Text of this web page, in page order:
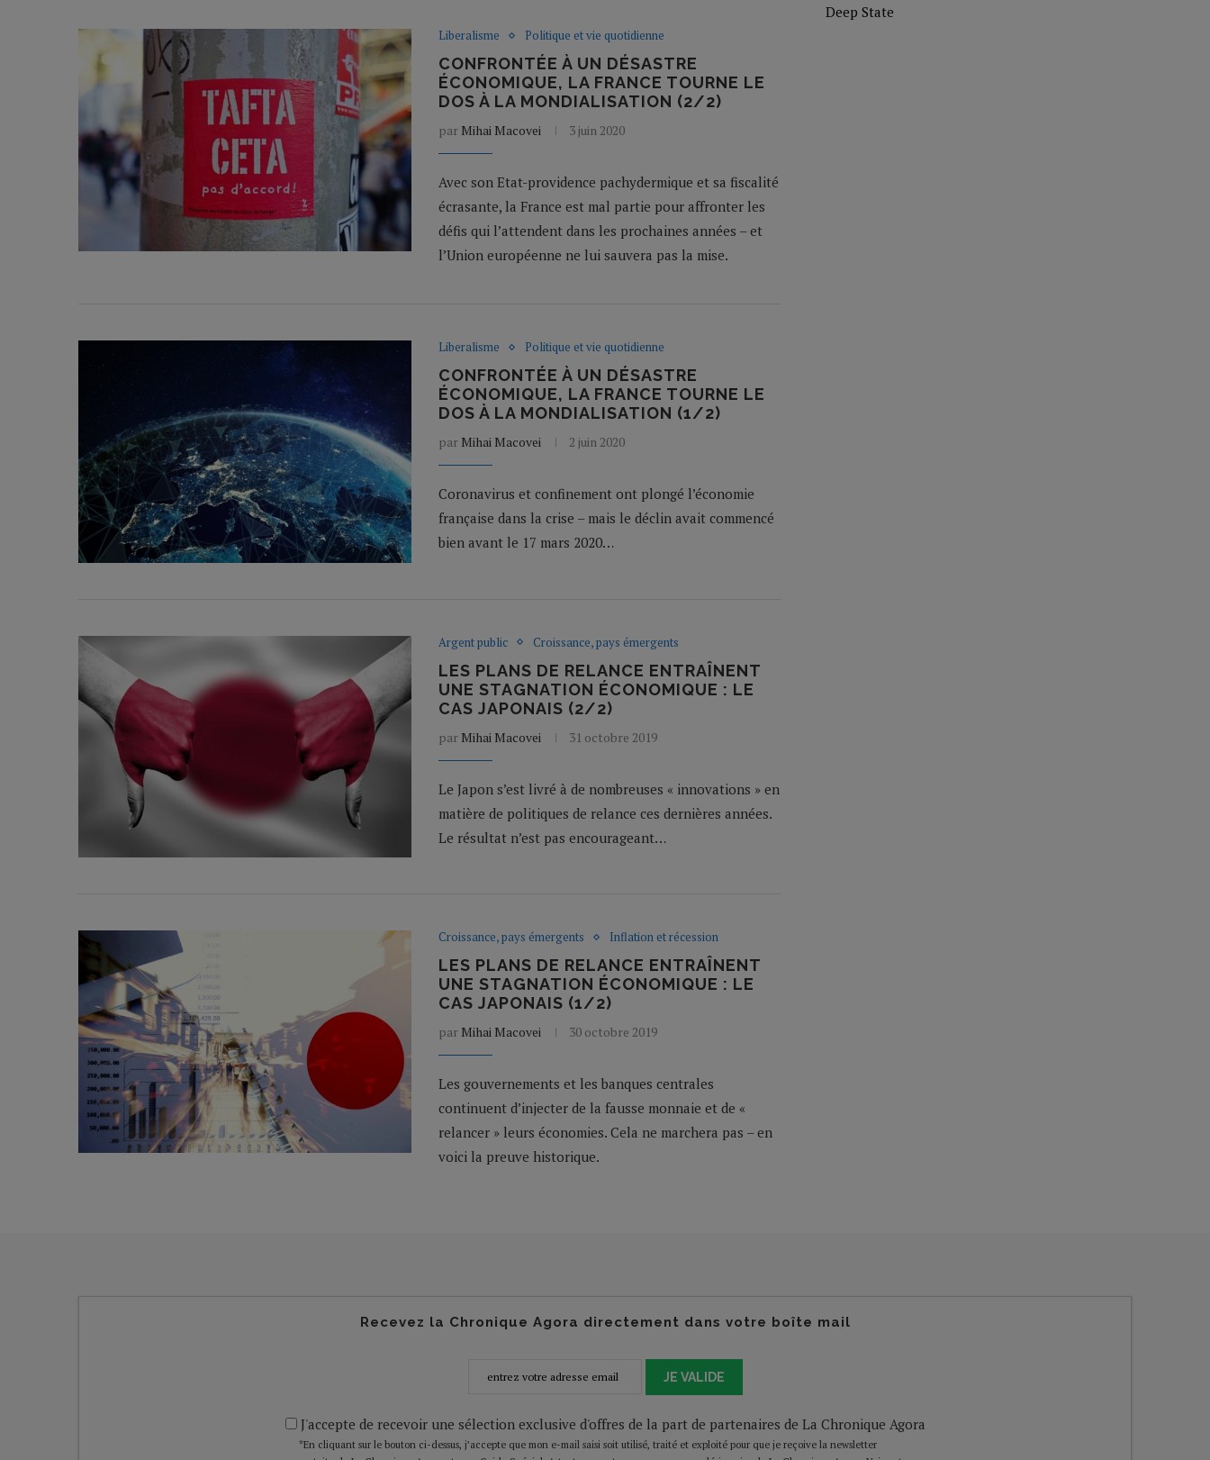
Liberalisme Politique et vie quotidienne
CONFRONTÉE À UN DÉSASTRE
ÉCONOMIQUE, LA FRANCE TOURNE LE
DOS À LA MONDIALISATION (2/2)
par Mihai Macovei 3 juin 2020
Avec son Etat-providence pachydermique et sa fiscalité
écrasante, la France est mal partie pour affronter les
défis qui l’attendent dans les prochaines années – et
l’Union européenne ne lui sauvera pas la mise.
Liberalisme Politique et vie quotidienne
CONFRONTÉE À UN DÉSASTRE
ÉCONOMIQUE, LA FRANCE TOURNE LE
DOS À LA MONDIALISATION (1/2)
par Mihai Macovei 2 juin 2020
Coronavirus et confinement ont plongé l’économie
française dans la crise – mais le déclin avait commencé
bien avant le 17 mars 2020…
Argent public Croissance, pays émergents
LES PLANS DE RELANCE ENTRAÎNENT
UNE STAGNATION ÉCONOMIQUE : LE
CAS JAPONAIS (2/2)
par Mihai Macovei 31 octobre 2019
Le Japon s’est livré à de nombreuses « innovations » en
matière de politiques de relance ces dernières années.
Le résultat n’est pas encourageant…
Croissance, pays émergents Inflation et récession
LES PLANS DE RELANCE ENTRAÎNENT
UNE STAGNATION ÉCONOMIQUE : LE
CAS JAPONAIS (1/2)
par Mihai Macovei 30 octobre 2019
Les gouvernements et les banques centrales
continuent d’injecter de la fausse monnaie et de «
relancer » leurs économies. Cela ne marchera pas – en
voici la preuve historique.
Deep State
Recevez la Chronique Agora directement dans votre boîte mail
JE VALIDE
J'accepte de recevoir une sélection exclusive d'offres de la part de partenaires de La Chronique Agora
*En cliquant sur le bouton ci-dessus, j’accepte que mon e-mail saisi soit utilisé, traité et exploité pour que je reçoive la newsletter